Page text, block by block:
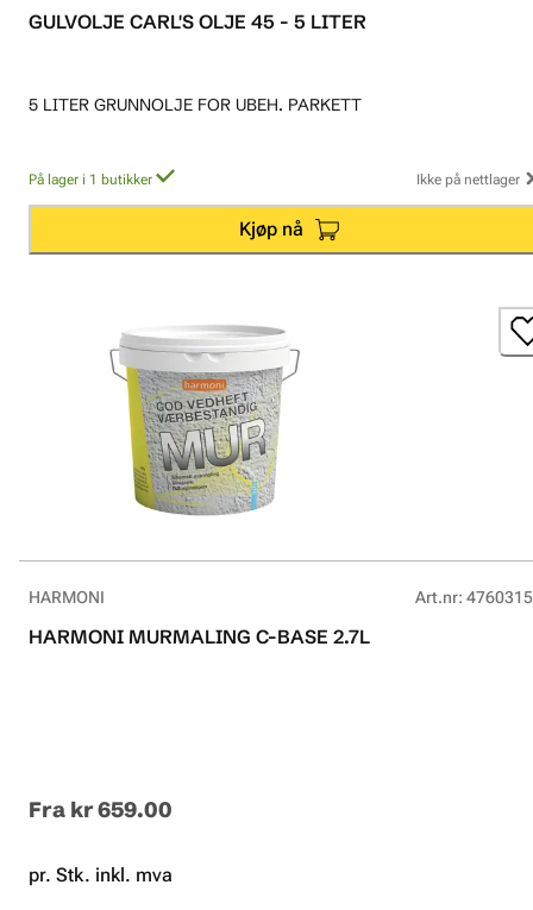
GULVOLJE CARL'S OLJE 45 - 5 LITER
5 LITER GRUNNOLJE FOR UBEH. PARKETT
På lager i 1 butikker Ikke på nettlager
Kjøp nå
HARMONI Art.nr:
HARMONI MURMALING C-BASE 2.7L
Fra kr 659.00
pr. Stk. inkl. mva